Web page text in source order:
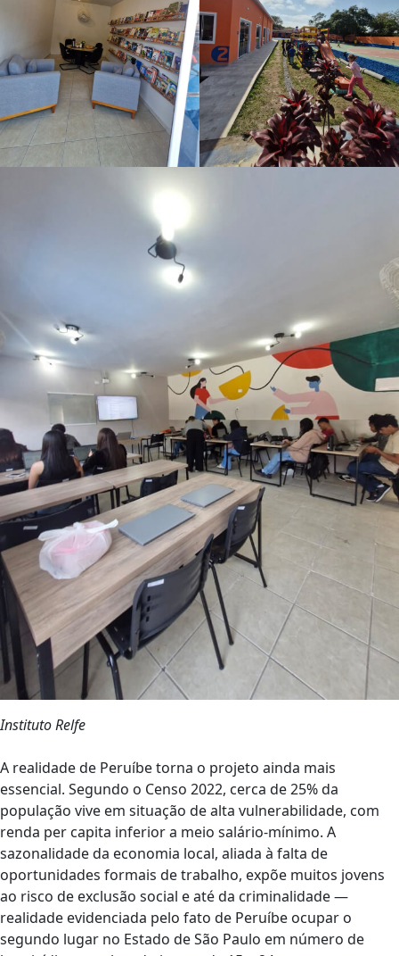
Instituto Relfe
A realidade de Peruíbe torna o projeto ainda mais
essencial. Segundo o Censo 2022, cerca de 25% da
população vive em situação de alta vulnerabilidade, com
renda per capita inferior a meio salário-mínimo. A
sazonalidade da economia local, aliada à falta de
oportunidades formais de trabalho, expõe muitos jovens
ao risco de exclusão social e até da criminalidade —
realidade evidenciada pelo fato de Peruíbe ocupar o
segundo lugar no Estado de São Paulo em número de